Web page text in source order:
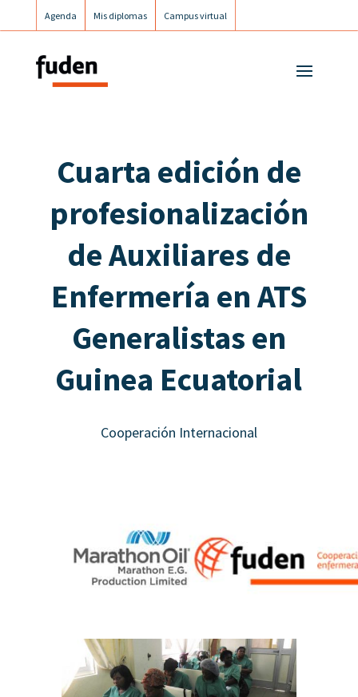
Agenda Mis diplomas Campus virtual
Cuarta edición de
profesionalización
de Auxiliares de
Enfermería en ATS
Generalistas en
Guinea Ecuatorial
Cooperación Internacional